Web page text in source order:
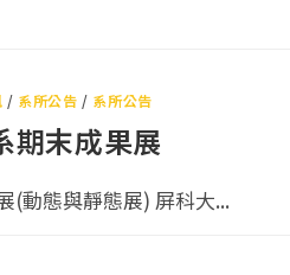
/ 系所公告 / 系所公告
期末成果展
(動態與靜態展) 屏科大...